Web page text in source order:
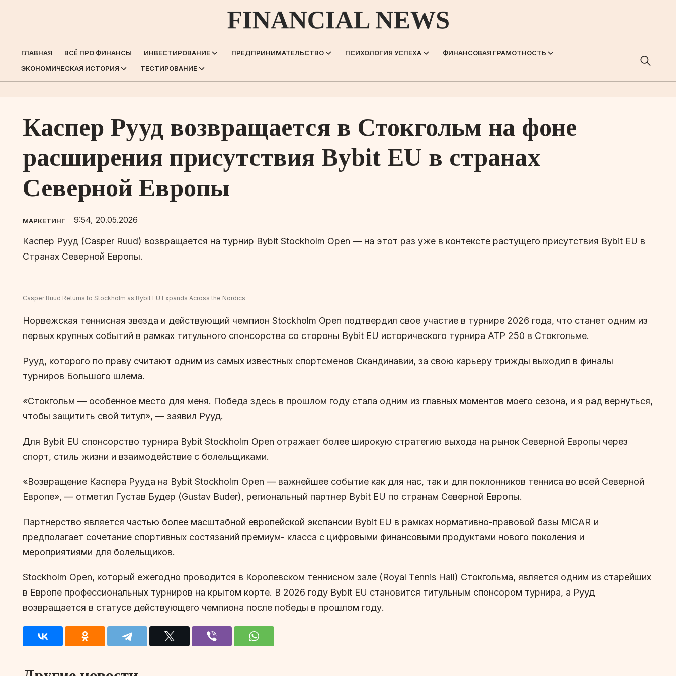
ГЛАВНАЯ ВСЁ ПРО ФИНАНСЫ ИНВЕСТИРОВАНИЕ ПРЕДПРИНИМАТЕЛЬСТВО ПСИХОЛОГИЯ УСПЕХА
ФИНАНСОВАЯ ГРАМОТНОСТЬ
ЭКОНОМИЧЕСКАЯ ИСТОРИЯ
ТЕСТИРОВАНИЕ
Каспер Рууд возвращается в Стокгольм на фоне
расширения присутствия Bybit EU в странах
Северной Европы
МАРКЕТИНГ 9:54, 20.05.2026
Каспер Рууд (Casper Ruud) возвращается на турнир Bybit Stockholm Open — на этот раз уже в контексте растущего присутствия Bybit EU в
Странах Северной Европы.
Casper Ruud Returns to Stockholm as Bybit EU Expands Across the Nordics
Норвежская теннисная звезда и действующий чемпион Stockholm Open подтвердил свое участие в турнире 2026 года, что станет одним из
первых крупных событий в рамках титульного спонсорства со стороны Bybit EU исторического турнира ATP 250 в Стокгольме.
Рууд, которого по праву считают одним из самых известных спортсменов Скандинавии, за свою карьеру трижды выходил в финалы
турниров Большого шлема.
«Стокгольм — особенное место для меня. Победа здесь в прошлом году стала одним из главных моментов моего сезона, и я рад вернуться,
чтобы защитить свой титул», — заявил Рууд.
Для Bybit EU спонсорство турнира Bybit Stockholm Open отражает более широкую стратегию выхода на рынок Северной Европы через
спорт, стиль жизни и взаимодействие с болельщиками.
«Возвращение Каспера Рууда на Bybit Stockholm Open — важнейшее событие как для нас, так и для поклонников тенниса во всей Северной
Европе», — отметил Густав Будер (Gustav Buder), региональный партнер Bybit EU по странам Северной Европы.
Партнерство является частью более масштабной европейской экспансии Bybit EU в рамках нормативно-правовой базы MiCAR и
предполагает сочетание спортивных состязаний премиум- класса с цифровыми финансовыми продуктами нового поколения и
мероприятиями для болельщиков.
Stockholm Open, который ежегодно проводится в Королевском теннисном зале (Royal Tennis Hall) Стокгольма, является одним из старейших
в Европе профессиональных турниров на крытом корте. В 2026 году Bybit EU становится титульным спонсором турнира, а Рууд
возвращается в статусе действующего чемпиона после победы в прошлом году.